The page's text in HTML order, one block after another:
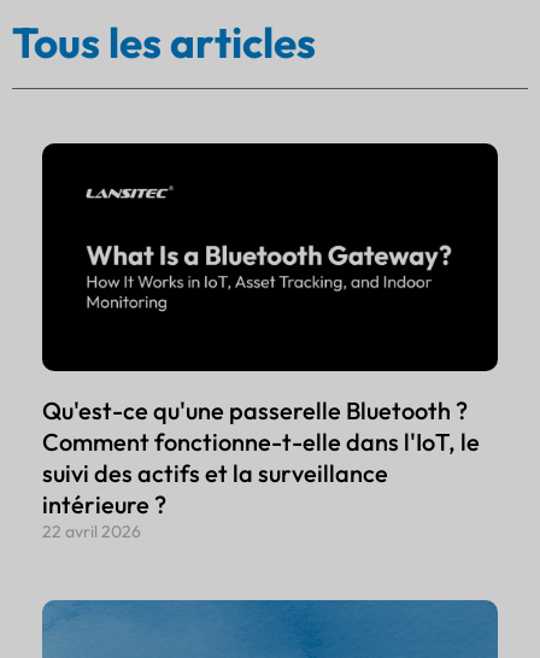
Tous les articles
Qu'est-ce qu'une passerelle Bluetooth ?
Comment fonctionne-t-elle dans l'IoT, le
suivi des actifs et la surveillance
intérieure ?
22 avril 2026